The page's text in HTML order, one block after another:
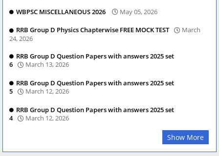
WBPSC MISCELLANEOUS 2026 May 05, 2026
RRB Group D Physics Chapterwise FREE MOCK TEST
March
24, 2026
RRB Group D Question Papers with answers 2025 set
6
March 13, 2026
RRB Group D Question Papers with answers 2025 set
5
March 12, 2026
RRB Group D Question Papers with answers 2025 set
4
March 12, 2026
Show More